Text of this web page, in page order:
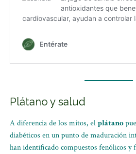
Plátano y salud
A diferencia de los mitos, elplátano
diabéticos en un punto de maduración
han identificado compuestos fenólicos y